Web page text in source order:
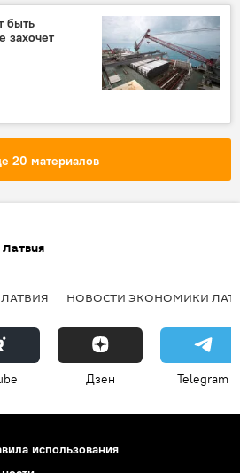
быть
захочет
20 материалов
Латвия
ЛАТВИЯ НОВОСТИ ЭКОНОМИКИ
Дзен Telegram
использования